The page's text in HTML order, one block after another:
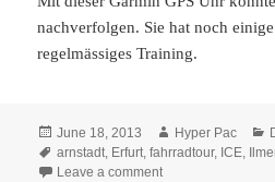
nachverfolgen. Sie hat noch
regelmässiges Training.
Posted
on
June 18, 2013 Author
Hyper Pac
Tags
arnstadt Erfurt ,fahrradtour, ICE
Leave a commenton Eine